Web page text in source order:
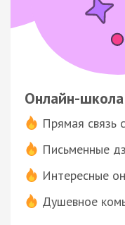
Онлайн-
Прямая связь
Письменные
Интересные
Душевное